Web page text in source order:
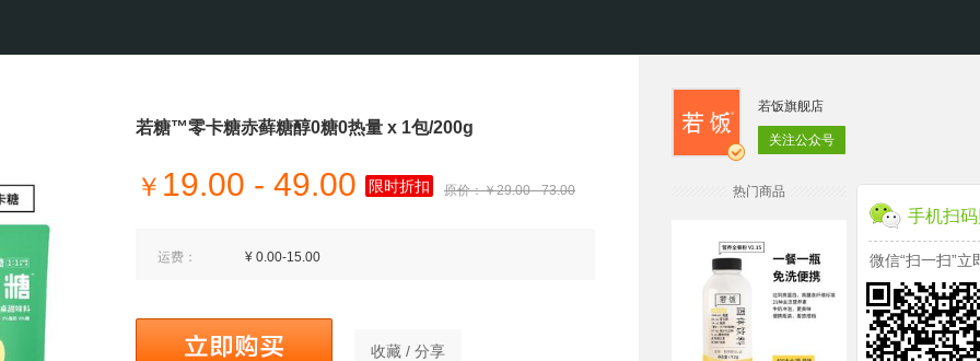
若糖™零卡糖赤藓糖醇0糖0热量 x 1包/200g
￥ 19.00 - 49.00 限时折扣 原价：￥29.00 - 73.00
运费： ¥ 0.00-15.00
收藏 / 分享
若饭旗舰店
关注公众号
热门商品
手机扫
微信“扫一扫”立